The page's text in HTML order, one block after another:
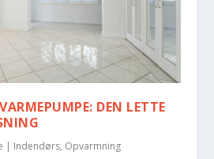
DEN LETTE
| Indendørs, Opvarmning